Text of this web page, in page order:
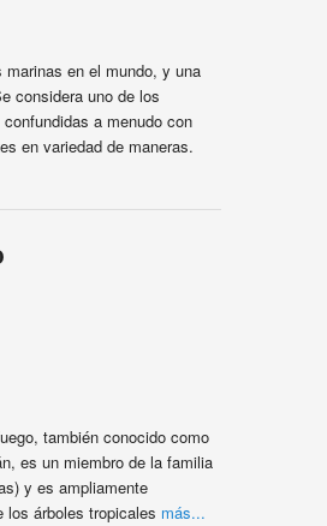
en el mundo, y una
considera uno de los
a menudo con
en variedad de maneras.
también conocido como
es un miembro de la familia
y es ampliamente
los árboles tropicales más...